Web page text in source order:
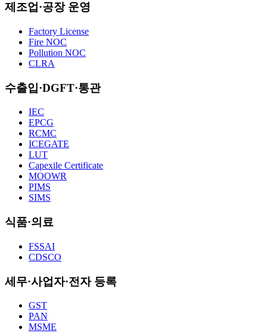
제조업·공장 운영
Factory License
Fire NOC
Pollution NOC
CLRA
수출입·DGFT·통관
IEC
EPCG
RCMC
ICEGATE
LUT
Capexile Certificate
MOOWR
PIMS
SIMS
식품·의료
FSSAI
CDSCO
세무·사업자·전자 등록
GST
PAN
MSME